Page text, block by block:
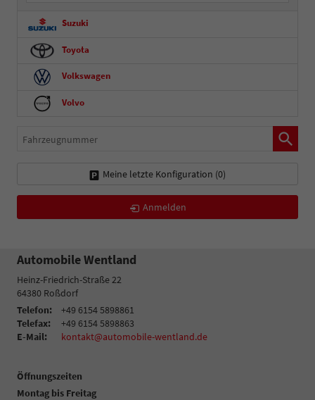
Suzuki
Toyota
Volkswagen
Volvo
Fahrzeugnummer
Meine letzte Konfiguration (0)
Anmelden
Automobile Wentland
Heinz-Friedrich-Straße 22
64380 Roßdorf
Telefon:
+49 6154 5898861
Telefax:
+49 6154 5898863
E-Mail:
kontakt@automobile-wentland.de
Öffnungszeiten
Montag bis Freitag